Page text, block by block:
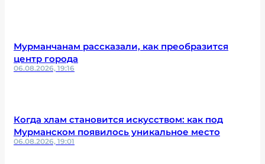
Мурманчанам рассказали, как преобразится
центр города
06.08.2026, 19:16
Когда хлам становится искусством: как под
Мурманском появилось уникальное место
06.08.2026, 19:01